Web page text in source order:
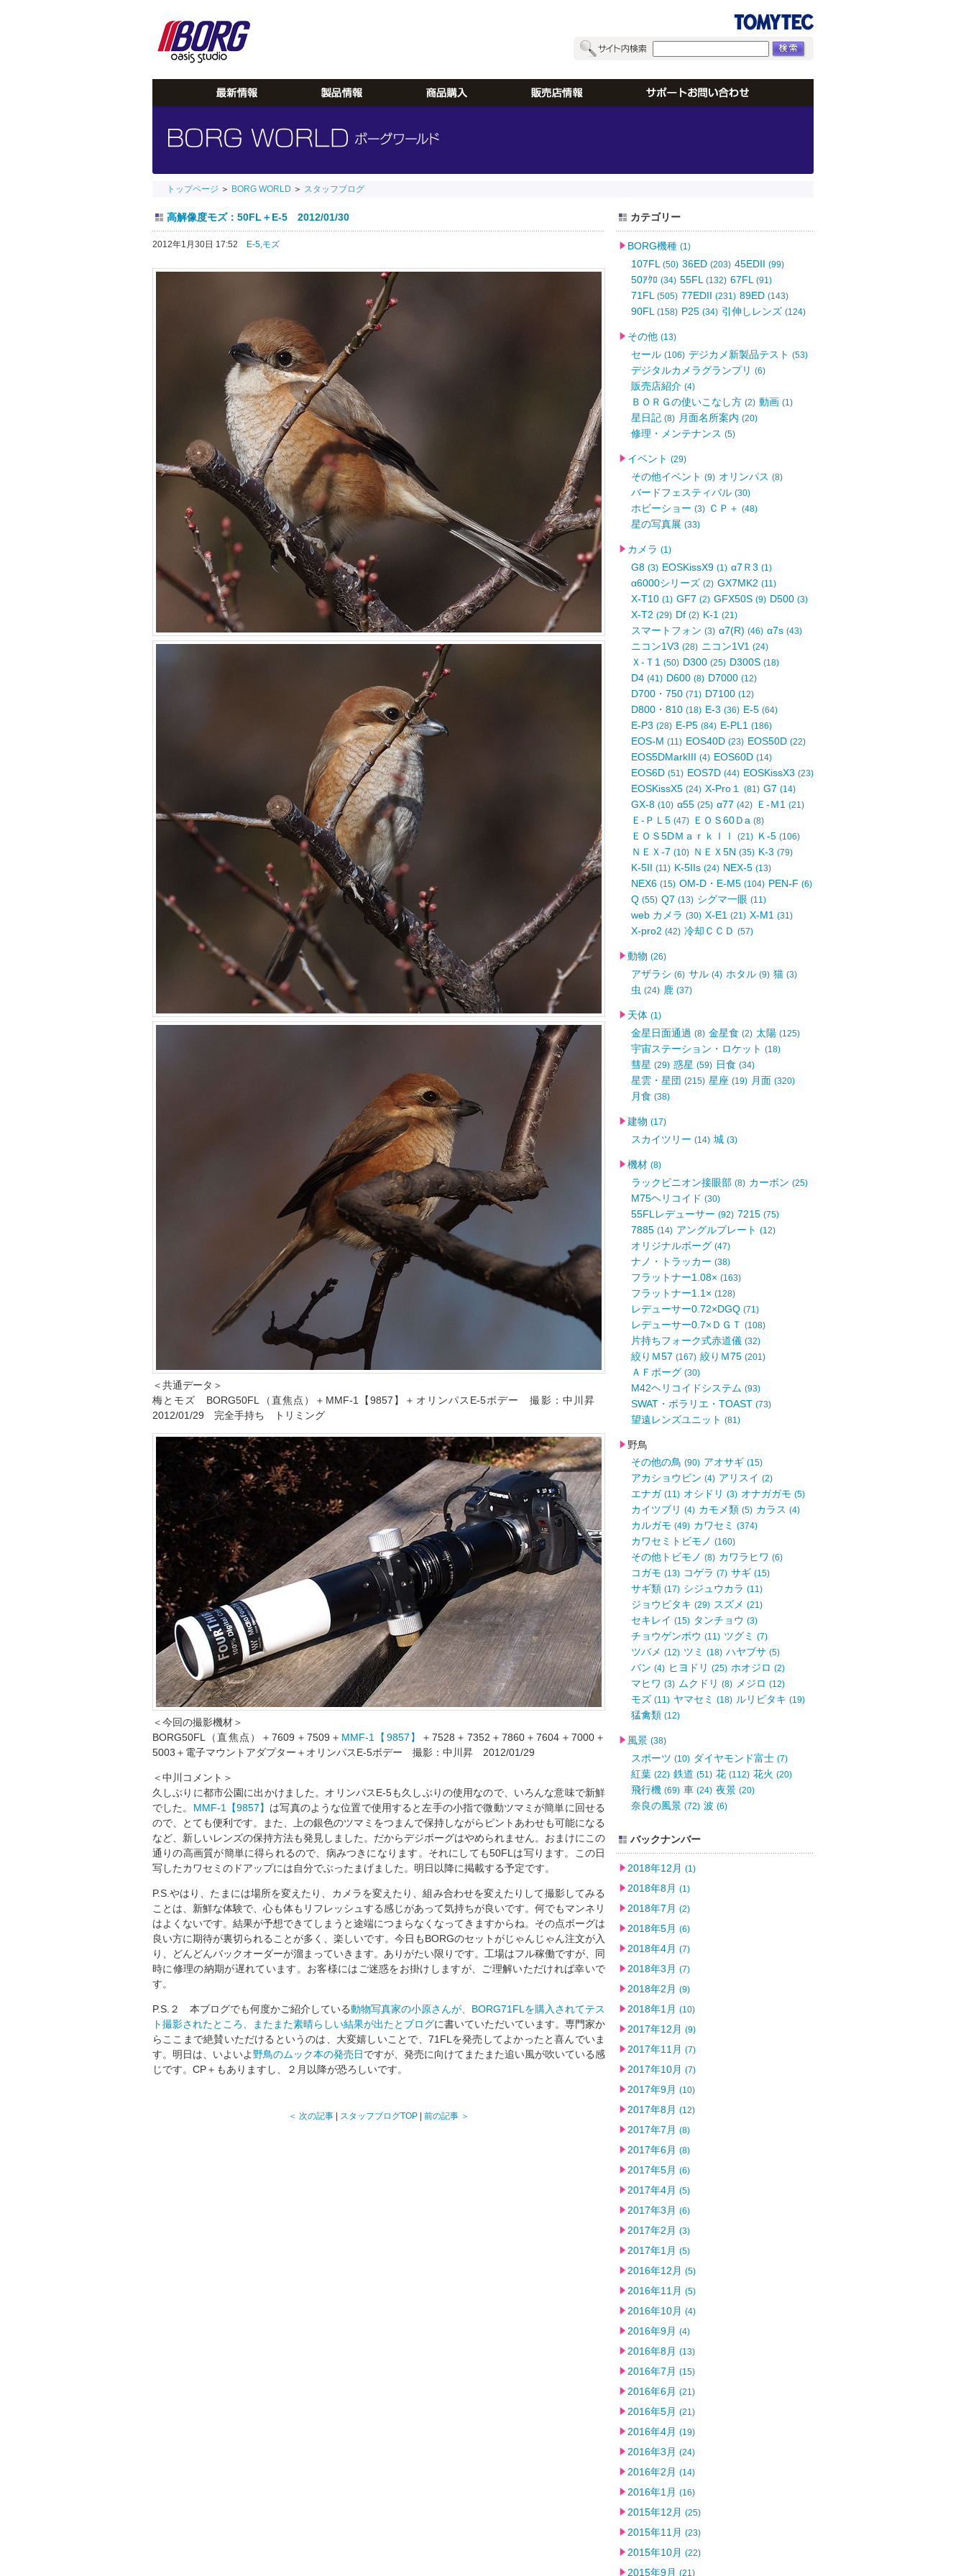
トップページ ＞ BORG WORLD ＞ スタッフブログ
高解像度モズ：50FL＋E-5 2012/01/30
2012年1月30日 17:52 E-5,モズ
＜共通データ＞
梅とモズ BORG50FL（直焦点）＋MMF-1【9857】＋オリンパスE-5ボデー 撮影：中川昇
2012/01/29 完全手持ち トリミング
＜今回の撮影機材＞
BORG50FL（直焦点）＋7609＋7509＋ MMF-1【9857】
＋7528＋7352＋7860＋7604＋7000＋
5003＋電子マウントアダプター＋オリンパスE-5ボデー 撮影：中川昇 2012/01/29
＜中川コメント＞
久しぶりに都市公園に出かけました。オリンパスE-5も久しぶりの使用なので、いろんな意味で新鮮
でした。 MMF-1【9857】 は写真のような位置で使用すると左手の小指で微動ツマミが簡単に回せる
ので、とても便利です。また、上の銀色のツマミをつまんで保持しながらピントあわせも可能になる
など、新しいレンズの保持方法も発見しました。だからデジボーグはやめられません。おまけにこの
通りの高画質が簡単に得られるので、病みつきになります。それにしても50FLは写ります。この日
写したカワセミのドアップには自分でぶったまげました。明日以降に掲載する予定です。
P.S.やはり、たまには場所を変えたり、カメラを変えたり、組み合わせを変えたりして撮影してみる
ことは、新鮮な体験で、心も体もリフレッシュする感じがあって気持ちが良いです。何でもマンネリ
はよくないです。結果が予想できてしまうと途端につまらなくなってきますからね。その点ボーグは
良い方に期待が裏切られることが多く、楽しいです。今日もBORGのセットがじゃんじゃん注文が入
り、どんどんバックオーダーが溜まっていきます。ありがたい限りです。工場はフル稼働ですが、同
時に修理の納期が遅れています。お客様にはご迷惑をお掛けしますが、ご理解いただければ幸いで
す。
P.S.２ 本ブログでも何度かご紹介している動物写真家の小原さんが、BORG71FLを購入されてテス
ト撮影されたところ、またまた素晴らしい結果が出たとブログに書いていただいています。専門家か
らここまで絶賛いただけるというのは、大変嬉しいことで、71FLを発売してよかったと喜んでいま
す。明日は、いよいよ 野鳥のムック本の発売日ですが、発売に向けてまたまた追い風が吹いている感
じです。CP＋もありますし、２月以降が恐ろしいです。
＜ 次の記事 スタッフブログTOP 前の記事 ＞
カテゴリー
BORG機種 (1)
107FL (50) 36ED (203) 45EDII (99)
50ｱｸﾛ (34) 55FL (132) 67FL (91)
71FL (505) 77EDII (231) 89ED (143)
90FL (158) P25 (34) 引伸しレンズ (124)
その他 (13)
セール (106) デジカメ新製品テスト (53)
デジタルカメラグランプリ (6)
販売店紹介 (4)
ＢＯＲＧの使いこなし方 (2) 動画 (1)
星日記 (8) 月面名所案内 (20)
修理・メンテナンス (5)
イベント (29)
その他イベント (9) オリンパス (8)
バードフェスティバル (30)
ホビーショー (3) ＣＰ＋ (48)
星の写真展 (33)
カメラ (1)
G8 (3) EOSKissX9 (1) α7Ｒ3 (1)
α6000シリーズ (2) GX7MK2 (11)
X-T10 (1) GF7 (2) GFX50S (9) D500 (3)
X-T2 (29) Df (2) K-1 (21)
スマートフォン (3) α7(R) (46) α7s (43)
ニコン1V3 (28) ニコン1V1 (24)
Ｘ-Ｔ1 (50) D300 (25) D300S (18)
D4 (41) D600 (8) D7000 (12)
D700・750 (71) D7100 (12)
D800・810 (18) E-3 (36) E-5 (64)
E-P3 (28) E-P5 (84) E-PL1 (186)
EOS-M (11) EOS40D (23) EOS50D (22)
EOS5DMarkIII (4) EOS60D (14)
EOS6D (51) EOS7D (44) EOSKissX3 (23)
EOSKissX5 (24) X-Pro１ (81) G7 (14)
GX-8 (10) α55 (25) α77 (42) Ｅ-Ｍ1 (21)
Ｅ-ＰＬ5 (47) ＥＯＳ60Ｄa (8)
ＥＯＳ5DＭａｒｋＩＩ (21) Ｋ-5 (106)
ＮＥＸ-7 (10) ＮＥＸ5N (35) K-3 (79)
K-5II (11) K-5IIs (24) NEX-5 (13)
NEX6 (15) OM-D・E-M5 (104) PEN-F (6)
Q (55) Q7 (13) シグマ一眼 (11)
web カメラ (30) X-E1 (21) X-M1 (31)
X-pro2 (42) 冷却ＣＣＤ (57)
動物 (26)
アザラシ (6) サル (4) ホタル (9) 猫 (3)
虫 (24) 鹿 (37)
天体 (1)
金星日面通過 (8) 金星食 (2) 太陽 (125)
宇宙ステーション・ロケット (18)
彗星 (29) 惑星 (59) 日食 (34)
星雲・星団 (215) 星座 (19) 月面 (320)
月食 (38)
建物 (17)
スカイツリー (14) 城 (3)
機材 (8)
ラックピニオン接眼部 (8) カーボン (25)
M75ヘリコイド (30)
55FLレデューサー (92) 7215 (75)
7885 (14) アングルプレート (12)
オリジナルボーグ (47)
ナノ・トラッカー (38)
フラットナー1.08× (163)
フラットナー1.1× (128)
レデューサー0.72×DGQ (71)
レデューサー0.7×ＤＧＴ (108)
片持ちフォーク式赤道儀 (32)
絞りＭ57 (167) 絞りＭ75 (201)
ＡＦボーグ (30)
M42ヘリコイドシステム (93)
SWAT・ポラリエ・TOAST (73)
望遠レンズユニット (81)
野鳥
その他の鳥 (90) アオサギ (15)
アカショウビン (4) アリスイ (2)
エナガ (11) オシドリ (3) オナガガモ (5)
カイツブリ (4) カモメ類 (5) カラス (4)
カルガモ (49) カワセミ (374)
カワセミトビモノ (160)
その他トビモノ (8) カワラヒワ (6)
コガモ (13) コゲラ (7) サギ (15)
サギ類 (17) シジュウカラ (11)
ジョウビタキ (29) スズメ (21)
セキレイ (15) タンチョウ (3)
チョウゲンボウ (11) ツグミ (7)
ツバメ (12) ツミ (18) ハヤブサ (5)
バン (4) ヒヨドリ (25) ホオジロ (2)
マヒワ (3) ムクドリ (8) メジロ (12)
モズ (11) ヤマセミ (18) ルリビタキ (19)
猛禽類 (12)
風景 (38)
スポーツ (10) ダイヤモンド富士 (7)
紅葉 (22) 鉄道 (51) 花 (112) 花火 (20)
飛行機 (69) 車 (24) 夜景 (20)
奈良の風景 (72) 波 (6)
バックナンバー
2018年12月 (1)
2018年8月 (1)
2018年7月 (2)
2018年5月 (6)
2018年4月 (7)
2018年3月 (7)
2018年2月 (9)
2018年1月 (10)
2017年12月 (9)
2017年11月 (7)
2017年10月 (7)
2017年9月 (10)
2017年8月 (12)
2017年7月 (8)
2017年6月 (8)
2017年5月 (6)
2017年4月 (5)
2017年3月 (6)
2017年2月 (3)
2017年1月 (5)
2016年12月 (5)
2016年11月 (5)
2016年10月 (4)
2016年9月 (4)
2016年8月 (13)
2016年7月 (15)
2016年6月 (21)
2016年5月 (21)
2016年4月 (19)
2016年3月 (24)
2016年2月 (14)
2016年1月 (16)
2015年12月 (25)
2015年11月 (23)
2015年10月 (22)
2015年9月 (21)